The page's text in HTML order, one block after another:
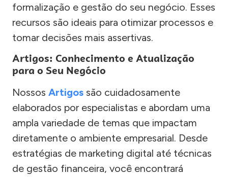
formalização e gestão do seu negócio. Esses
recursos são ideais para otimizar processos e
tomar decisões mais assertivas.
Artigos: Conhecimento e Atualização
para o Seu Negócio
Nossos Artigos são cuidadosamente
elaborados por especialistas e abordam uma
ampla variedade de temas que impactam
diretamente o ambiente empresarial. Desde
estratégias de marketing digital até técnicas
de gestão financeira, você encontrará